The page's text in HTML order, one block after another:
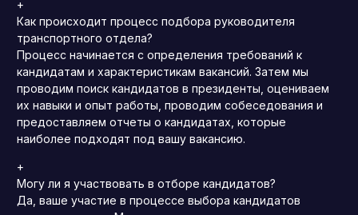
+
Как происходит процесс подбора руководителя
транспортного отдела?
Процесс начинается с определения требований к
кандидатам и характеристикам вакансий. Затем мы
проводим поиск кандидатов в президенты, оцениваем
их навыки и опыт работы, проводим собеседования и
предоставляем отчеты о кандидатах, которые
наиболее подходят под вашу вакансию.
+
Могу ли я участвовать в отборе кандидатов?
Да, ваше участие в процессе выбора кандидатов